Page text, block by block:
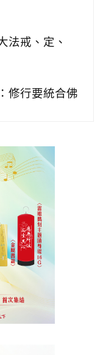
法戒、定、
修行要統合佛